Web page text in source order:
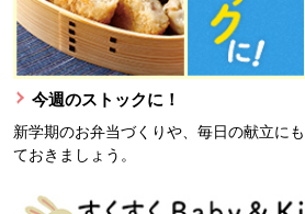
今週のストックに！
新学期のお弁当づくりや、毎日の献立に
ておきましょう。